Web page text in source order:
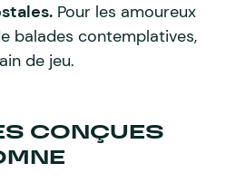
Pour les amoureux
balades contemplatives,
de jeu.
CONÇUES